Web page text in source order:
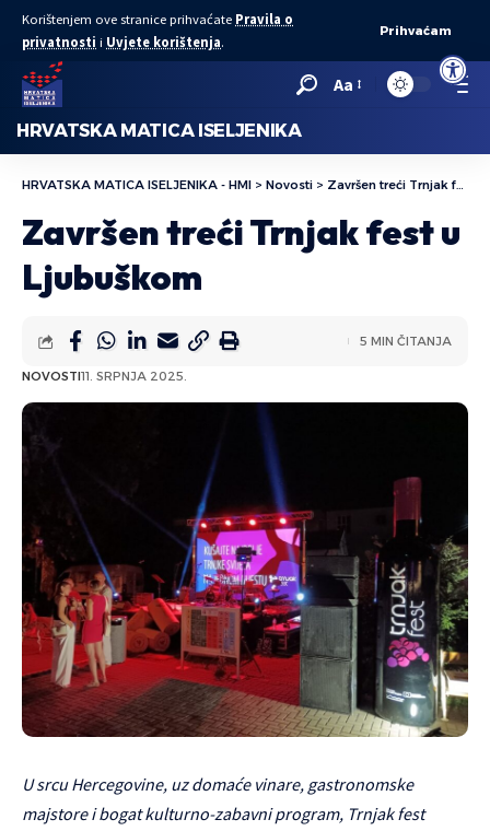
Open
Korištenjem ove stranice prihvaćate Pravila o
privatnosti i Uvjete korištenja.
Prihvaćam
Aa
HRVATSKA MATICA ISELJENIKA
HRVATSKA MATICA ISELJENIKA - HMI > Novosti > Završen treći Trnjak fest u Ljubuškom
Završen treći Trnjak fest u
Ljubuškom
NOVOSTI11. SRPNJA 2025.
5 MIN ČITANJA
U srcu Hercegovine, uz domaće vinare, gastronomske
majstore i bogat kulturno-zabavni program, Trnjak fest